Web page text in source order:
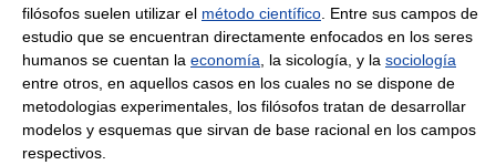
filósofos suelen utilizar el método científico . Entre sus campos de
estudio que se encuentran directamente enfocados en los seres
humanos se cuentan la economía , la sicología, y la sociología
entre otros, en aquellos casos en los cuales no se dispone de
metodologias experimentales, los filósofos tratan de desarrollar
modelos y esquemas que sirvan de base racional en los campos
respectivos.